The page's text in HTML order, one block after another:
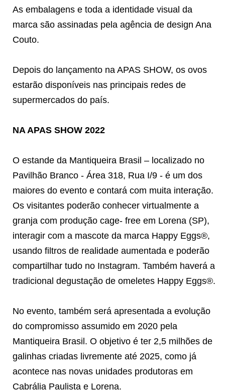
As embalagens e toda a identidade visual da
marca são assinadas pela agência de design Ana
Couto.
Depois do lançamento na APAS SHOW, os ovos
estarão disponíveis nas principais redes de
supermercados do país.
NA APAS SHOW 2022
O estande da Mantiqueira Brasil – localizado no
Pavilhão Branco - Área 318, Rua I/9 - é um dos
maiores do evento e contará com muita interação.
Os visitantes poderão conhecer virtualmente a
granja com produção cage- free em Lorena (SP),
interagir com a mascote da marca Happy Eggs®,
usando filtros de realidade aumentada e poderão
compartilhar tudo no Instagram. Também haverá a
tradicional degustação de omeletes Happy Eggs®.
No evento, também será apresentada a evolução
do compromisso assumido em 2020 pela
Mantiqueira Brasil. O objetivo é ter 2,5 milhões de
galinhas criadas livremente até 2025, como já
acontece nas novas unidades produtoras em
Cabrália Paulista e Lorena.